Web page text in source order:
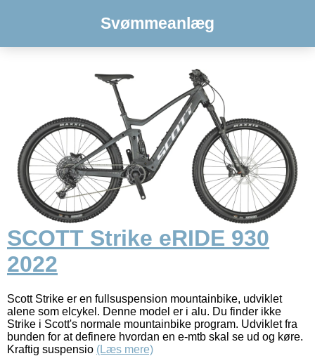
Svømmeanlæg
SCOTT Strike eRIDE 930
2022
Scott Strike er en fullsuspension mountainbike, udviklet
alene som elcykel. Denne model er i alu. Du finder ikke
Strike i Scott's normale mountainbike program. Udviklet fra
bunden for at definere hvordan en e-mtb skal se ud og køre.
Kraftig suspensio (Læs mere)